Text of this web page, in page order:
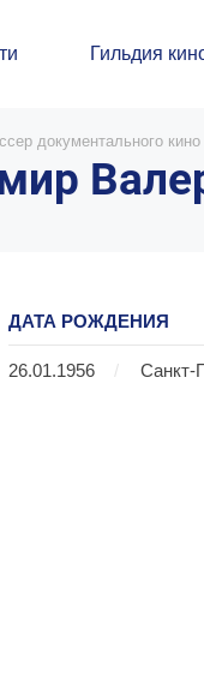
Гильдия
документального кино
ДАТА РОЖДЕНИЯ
26.01.1956 / Санкт-